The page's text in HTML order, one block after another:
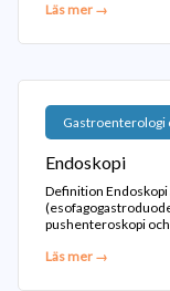
Läs mer →
Gastroenterologi
Endoskopi
Definition
pushenteroskopi
Läs mer →